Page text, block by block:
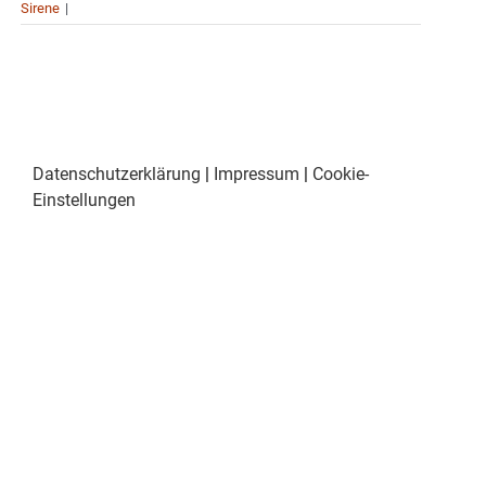
Sirene |
Datenschutzerklärung | Impressum | Cookie-
Einstellungen